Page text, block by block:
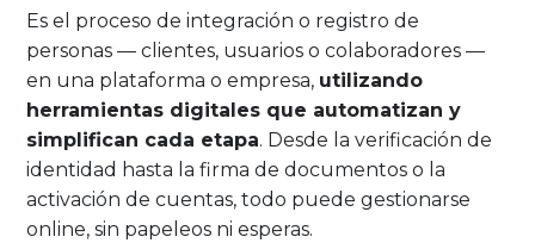
Es el proceso de integración o registro de
personas — clientes, usuarios o colaboradores —
en una plataforma o empresa, utilizando
herramientas digitales que automatizan y
simplifican cada etapa. Desde la verificación de
identidad hasta la firma de documentos o la
activación de cuentas, todo puede gestionarse
online, sin papeleos ni esperas.